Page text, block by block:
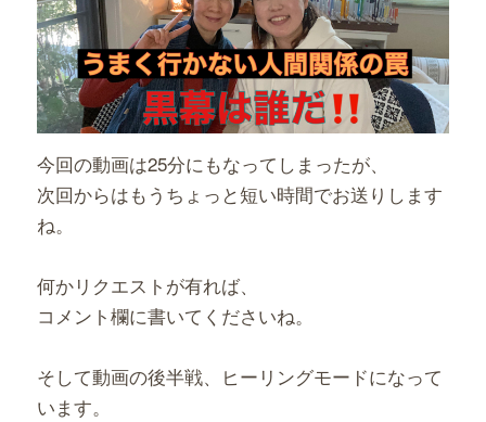
今回の動画は25分にもなってしまったが、
次回からはもうちょっと短い時間でお送りします
ね。
何かリクエストが有れば、
コメント欄に書いてくださいね。
そして動画の後半戦、ヒーリングモードになって
います。